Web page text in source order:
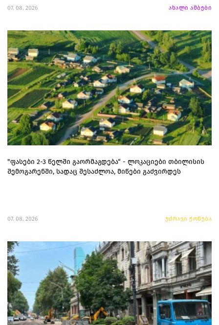
07. 08. 2026 ახალი ამბები
"ფასები 2-3 წელში გაორმაგდება“ - ლოკაციები თბილისის
შემოგარენში, სადაც შესაძლოა, მიწები გაძვირდეს
07. 08. 2026 უძრავი ქონება